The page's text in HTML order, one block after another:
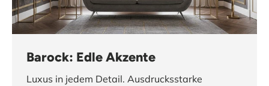
Barock: Edle Akzente
Luxus in jedem Detail. Ausdrucksstarke